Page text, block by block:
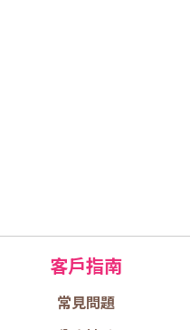
客戶指南
常見問題